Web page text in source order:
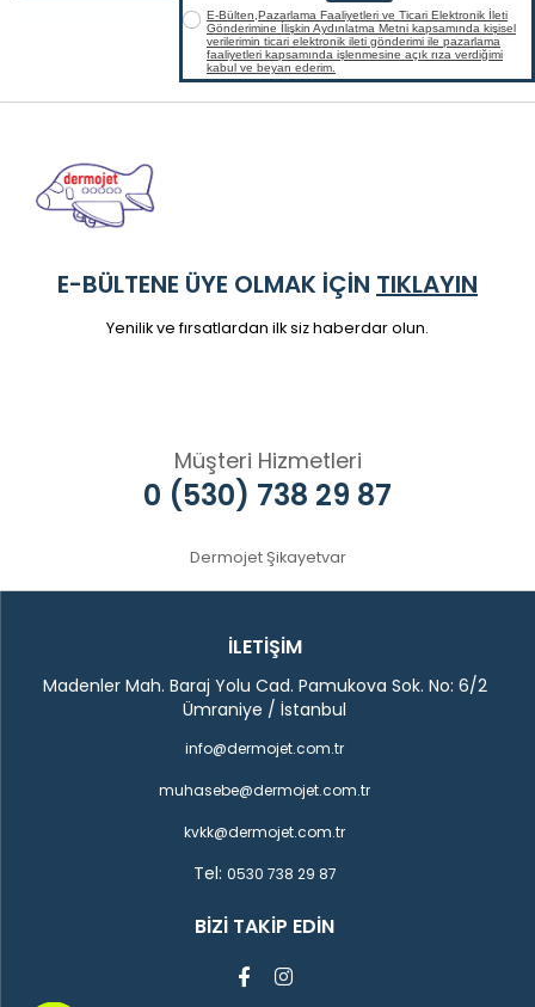
E-BÜLTENE ÜYE OLMAK İÇİN TIKLAYIN
Yenilik ve fırsatlardan ilk siz haberdar olun.
Müşteri Hizmetleri
0 (530) 738 29 87
Dermojet Şikayetvar
İLETİŞİM
Madenler Mah. Baraj Yolu Cad. Pamukova Sok. No: 6/2
Ümraniye / İstanbul
info@dermojet.com.tr
muhasebe@dermojet.com.tr
kvkk@dermojet.com.tr
Tel: 0530 738 29 87
BIZI TAKIP EDIN